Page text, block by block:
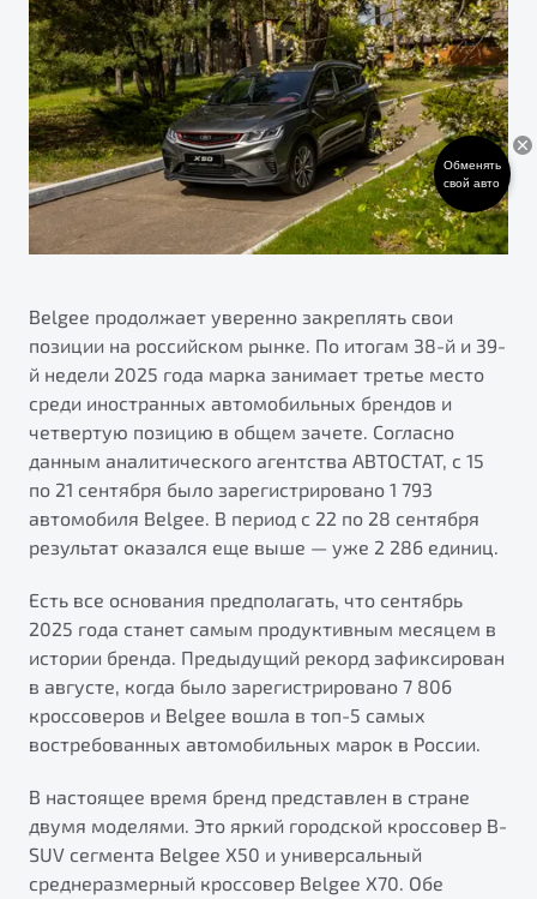
Яркий кроссовер
от 2 219 990 ₽*
Обзор В наличии
S50
Элегантный и практичный седан
от 1 699 990 ₽*
Обзор В наличии
X70
Автокредит
Трейд-ин
Страхование
Расчет КАСКО
Узнайте о специальных выгодах при покупке
автомобиля Belgee
Автомобили в наличии
Тест-драйв
Спецпредложения
ПОДДЕРЖКА
Гарантия Belgee
Belgee Линк
Belgee Клуб
Belgee Плюс
Реферальная программа
Помощь на дорогах
Будьте еще более уверены на дорогах с программой
"Помощь на дорогах"
Преимущества программы
Запись на сервис
О дилерском центре
Правовая информация
Belgee продолжает уверенно закреплять свои
позиции на российском рынке. По итогам 38-й и 39-
й недели 2025 года марка занимает третье место
среди иностранных автомобильных брендов и
четвертую позицию в общем зачете. Согласно
данным аналитического агентства АВТОСТАТ, с 15
по 21 сентября было зарегистрировано 1 793
автомобиля Belgee. В период с 22 по 28 сентября
результат оказался еще выше — уже 2 286 единиц.
Есть все основания предполагать, что сентябрь
2025 года станет самым продуктивным месяцем в
истории бренда. Предыдущий рекорд зафиксирован
в августе, когда было зарегистрировано 7 806
кроссоверов и Belgee вошла в топ-5 самых
востребованных автомобильных марок в России.
В настоящее время бренд представлен в стране
двумя моделями. Это яркий городской кроссовер B-
SUV сегмента Belgee X50 и универсальный
среднеразмерный кроссовер Belgee X70. Обе
Обменять
свой авто